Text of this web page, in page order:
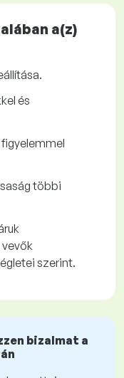
a(z)
és
többi
szerint.
bizalmat a